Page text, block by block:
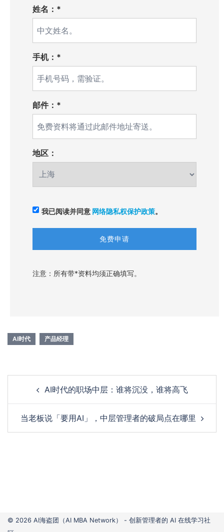
姓名：*
手机：*
邮件：*
地区：
我已阅读并同意 网络隐私权保护政策。
注意：所有带*资料均须正确填写。
AI时代 产品经理
navigationAI时代的职场中层：谁将沉没，谁将高飞
当老板说「要用AI」，中层管理者的破局点在哪里
© 2026 AI海盗团（AI MBA Network） - 创新管理者的 AI 在线学习社